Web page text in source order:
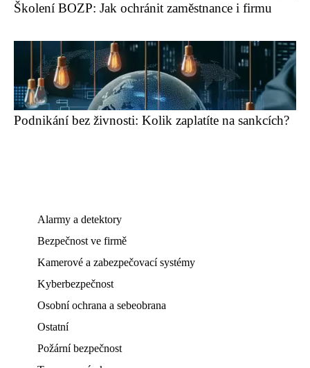
Školení BOZP: Jak ochránit zaměstnance i firmu
Podnikání bez živnosti: Kolik zaplatíte na sankcích?
Alarmy a detektory
Bezpečnost ve firmě
Kamerové a zabezpečovací systémy
Kyberbezpečnost
Osobní ochrana a sebeobrana
Ostatní
Požární bezpečnost